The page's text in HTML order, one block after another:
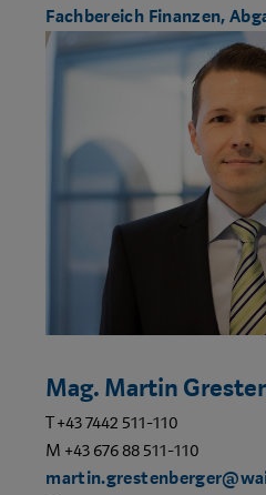
Fachbereich Finanzen,
Mag. Martin
T +43 7442 511-110
M +43 676 88 511-110